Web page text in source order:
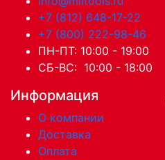
+7 (812) 648-17-22
+7 (800) 222-98-46
ПН-ПТ: 10:00 - 19:00
СБ-ВС: 10:00 - 18:00
Информация
О компании
Доставка
Оплата